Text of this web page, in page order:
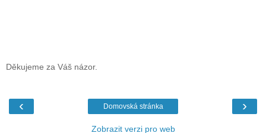
Děkujeme za Váš názor.
‹ ›
Domovská stránka
Zobrazit verzi pro web